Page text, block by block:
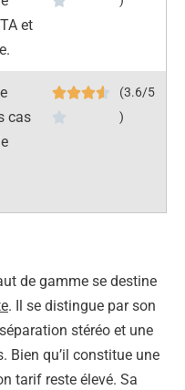
et
cas
(3.6/5
)
de gamme se destine
. Il se distingue par son
stéréo et une
Bien qu’il constitue une
tarif reste élevé. Sa